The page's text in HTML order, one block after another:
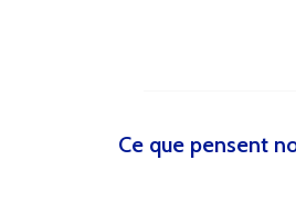
Ce que pensent